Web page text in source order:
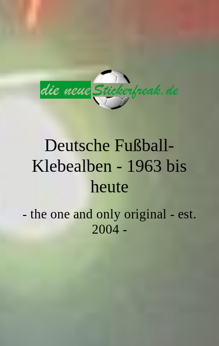
Deutsche Fußball-
Klebealben - 1963 bis
heute
- the one and only original - est.
2004 -